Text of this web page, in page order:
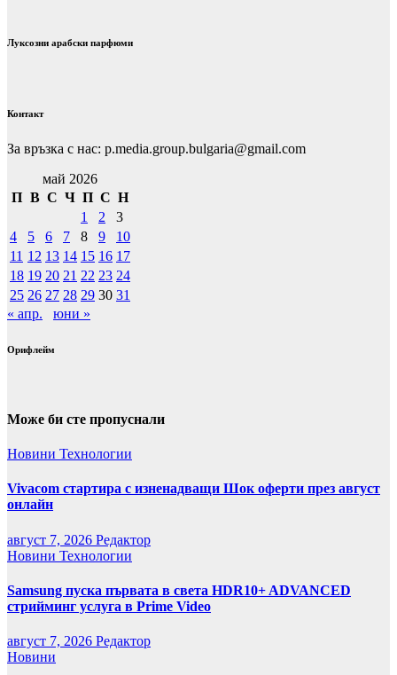
Луксозни арабски парфюми
Контакт
За връзка с нас: p.media.group.bulgaria@gmail.com
май 2026
П В С Ч П С Н
1
2
3
4
5 6 7 8 9
10
11 12 13 14 15 16 17
18 19 20 21 22 23 24
25 26 27 28 29 30 31
« апр.
юни »
Орифлейм
Може би сте пропуснали
Новини Технологии
Vivacom стартира с изненадващи Шок оферти през август
онлайн
август 7, 2026 Редактор
Новини Технологии
Samsung пуска първата в света HDR10+ ADVANCED
стрийминг услуга в Prime Video
август 7, 2026 Редактор
Новини